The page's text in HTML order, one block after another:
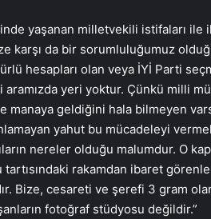
yaşanan milletvekili istifaları ile
karşı da bir sorumluluğumuz
hesapları olan veya İYİ Parti
yeri yoktur. Çünkü milli
manaya geldiğini hala bilmeyen
yahut bu mücadeleyi
nereler olduğu malumdur. O
tartısındaki rakamdan ibaret
Bize, cesareti ve şerefi 3 gram
fotoğraf stüdyosu değildir.”